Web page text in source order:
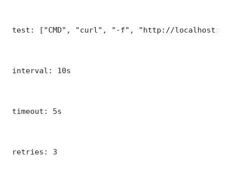
test: ["CMD", "curl", "-f", "http://
interval: 10s
timeout: 5s
retries: 3